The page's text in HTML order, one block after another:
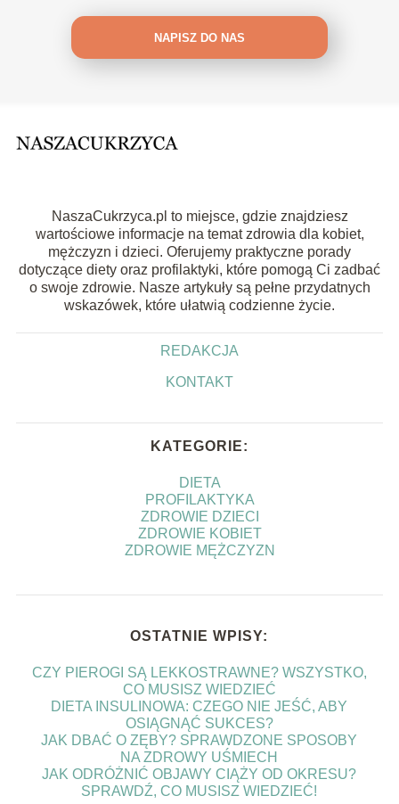
NAPISZ DO NAS
NaszaCukrzyca.pl to miejsce, gdzie znajdziesz
wartościowe informacje na temat zdrowia dla kobiet,
mężczyzn i dzieci. Oferujemy praktyczne porady
dotyczące diety oraz profilaktyki, które pomogą Ci zadbać
o swoje zdrowie. Nasze artykuły są pełne przydatnych
wskazówek, które ułatwią codzienne życie.
REDAKCJA
KONTAKT
KATEGORIE:
DIETA
PROFILAKTYKA
ZDROWIE DZIECI
ZDROWIE KOBIET
ZDROWIE MĘŻCZYZN
OSTATNIE WPISY:
CZY PIEROGI SĄ LEKKOSTRAWNE? WSZYSTKO,
CO MUSISZ WIEDZIEĆ
DIETA INSULINOWA: CZEGO NIE JEŚĆ, ABY
OSIĄGNĄĆ SUKCES?
JAK DBAĆ O ZĘBY? SPRAWDZONE SPOSOBY
NA ZDROWY UŚMIECH
JAK ODRÓŻNIĆ OBJAWY CIĄŻY OD OKRESU?
SPRAWDŹ, CO MUSISZ WIEDZIEĆ!